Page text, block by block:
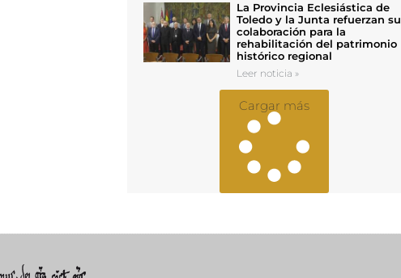
La Provincia Eclesiástica de
Toledo y la Junta refuerzan su
colaboración para la
rehabilitación del patrimonio
histórico regional
Leer noticia »
Cargar más